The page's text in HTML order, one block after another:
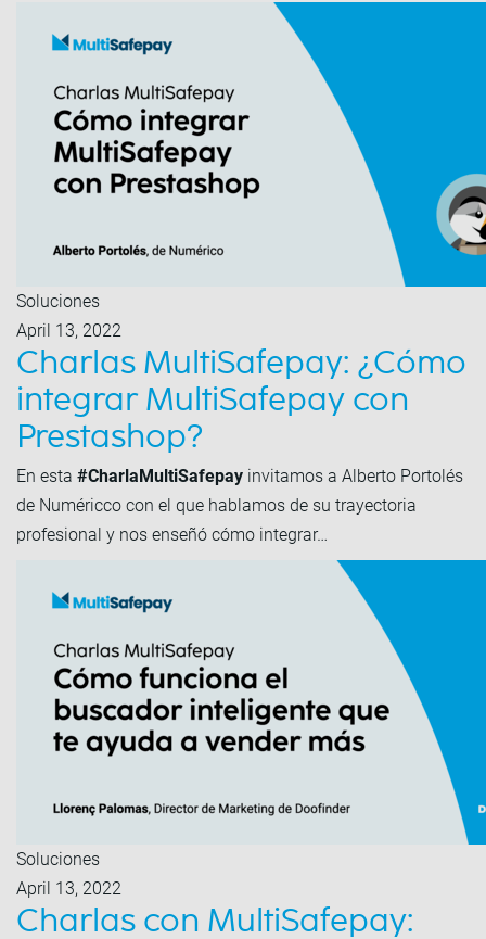
Soluciones
April 13, 2022
Charlas MultiSafepay: ¿Cómo
integrar MultiSafepay con
Prestashop?
En esta #CharlaMultiSafepay invitamos a Alberto Portolés
de Numéricco con el que hablamos de su trayectoria
profesional y nos enseñó cómo integrar…
Soluciones
April 13, 2022
Charlas con MultiSafepay: